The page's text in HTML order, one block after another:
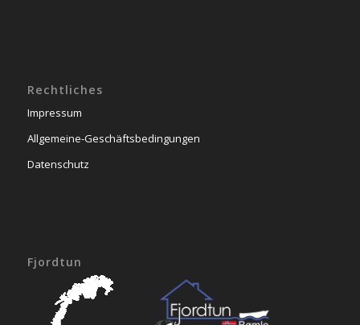
Rechtliches
Impressum
Allgemeine-Geschäftsbedingungen
Datenschutz
Fjordtun